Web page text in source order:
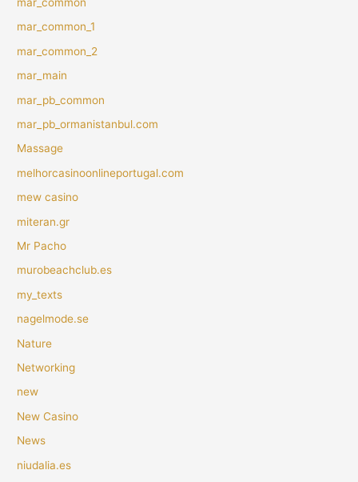
mar_common_1
mar_common_2
mar_main
mar_pb_common
mar_pb_ormanistanbul.com
Massage
melhorcasinoonlineportugal.com
mew casino
miteran.gr
Mr Pacho
murobeachclub.es
my_texts
nagelmode.se
Nature
Networking
new
New Casino
News
niudalia.es